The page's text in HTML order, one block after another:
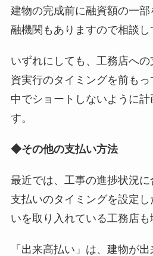
建物の完成前に融資額の一
融機関もありますので相談し
いずれにしても、工務店へ
資実行のタイミングを前も
中でショートしないように
す。
◆その他の支払い方法
最近では、工事の進捗状況に
支払いのタイミングを設定
いを取り入れている工務店も
「出来高払い」は、建物が